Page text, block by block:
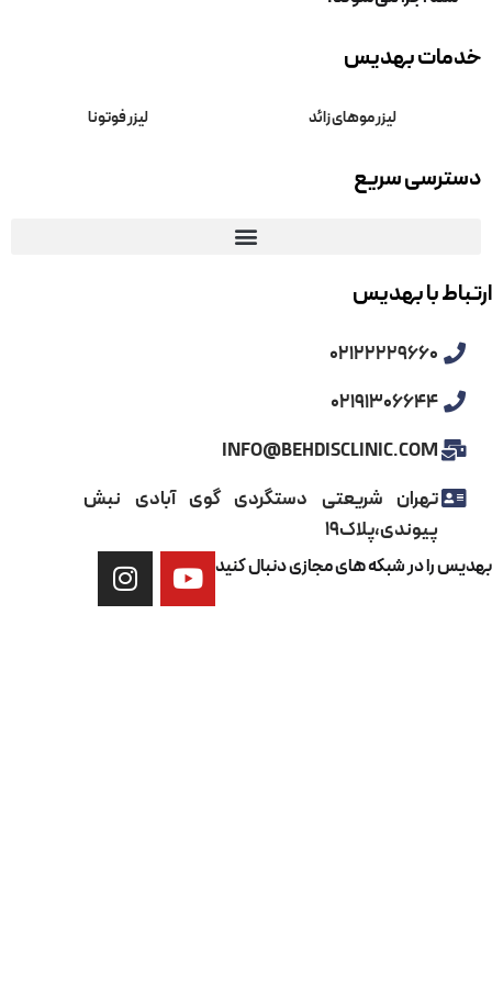
بهدیس
لیزر موهای زائد لیزر فوتونا
سریع
با بهدیس
02122229660
02191306644
INFO@BEHDISCLINIC.COM
تهران شریعتی دستگردی گوی آبادی نبش
پیوندی،پلاک۱۹
در شبکه های مجازی دنبال کنید